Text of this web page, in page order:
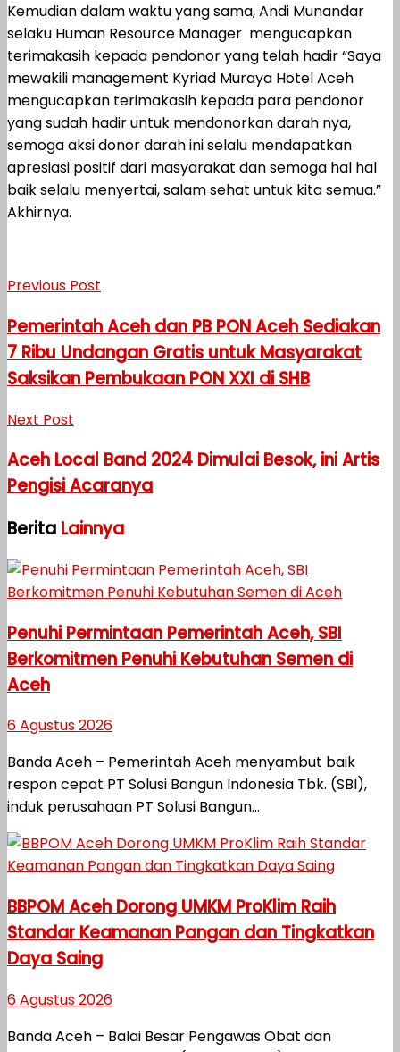
Kemudian dalam waktu yang sama, Andi Munandar
selaku Human Resource Manager mengucapkan
terimakasih kepada pendonor yang telah hadir “Saya
mewakili management Kyriad Muraya Hotel Aceh
mengucapkan terimakasih kepada para pendonor
yang sudah hadir untuk mendonorkan darah nya,
semoga aksi donor darah ini selalu mendapatkan
apresiasi positif dari masyarakat dan semoga hal hal
baik selalu menyertai, salam sehat untuk kita semua.”
Akhirnya.
Previous Post
Pemerintah Aceh dan PB PON Aceh Sediakan
7 Ribu Undangan Gratis untuk Masyarakat
Saksikan Pembukaan PON XXI di SHB
Next Post
Aceh Local Band 2024 Dimulai Besok, ini Artis
Pengisi Acaranya
Berita Lainnya
Penuhi Permintaan Pemerintah Aceh, SBI
Berkomitmen Penuhi Kebutuhan Semen di
Aceh
6 Agustus 2026
Banda Aceh – Pemerintah Aceh menyambut baik
respon cepat PT Solusi Bangun Indonesia Tbk. (SBI),
induk perusahaan PT Solusi Bangun...
BBPOM Aceh Dorong UMKM ProKlim Raih
Standar Keamanan Pangan dan Tingkatkan
Daya Saing
6 Agustus 2026
Banda Aceh – Balai Besar Pengawas Obat dan